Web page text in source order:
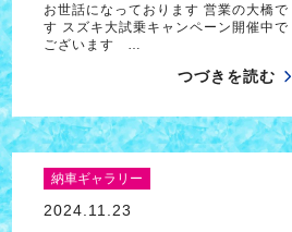
お世話になっております 営業の大橋で
す スズキ大試乗キャンペーン開催中で
ございます …
つづきを読む
納車ギャラリー
2024.11.23